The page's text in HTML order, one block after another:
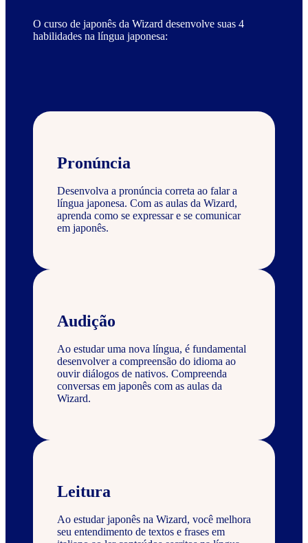
O curso de japonês da Wizard desenvolve suas 4
habilidades na língua japonesa:
Pronúncia
Desenvolva a pronúncia correta ao falar a
língua japonesa. Com as aulas da Wizard,
aprenda como se expressar e se comunicar
em japonês.
Audição
Ao estudar uma nova língua, é fundamental
desenvolver a compreensão do idioma ao
ouvir diálogos de nativos. Compreenda
conversas em japonês com as aulas da
Wizard.
Leitura
Ao estudar japonês na Wizard, você melhora
seu entendimento de textos e frases em